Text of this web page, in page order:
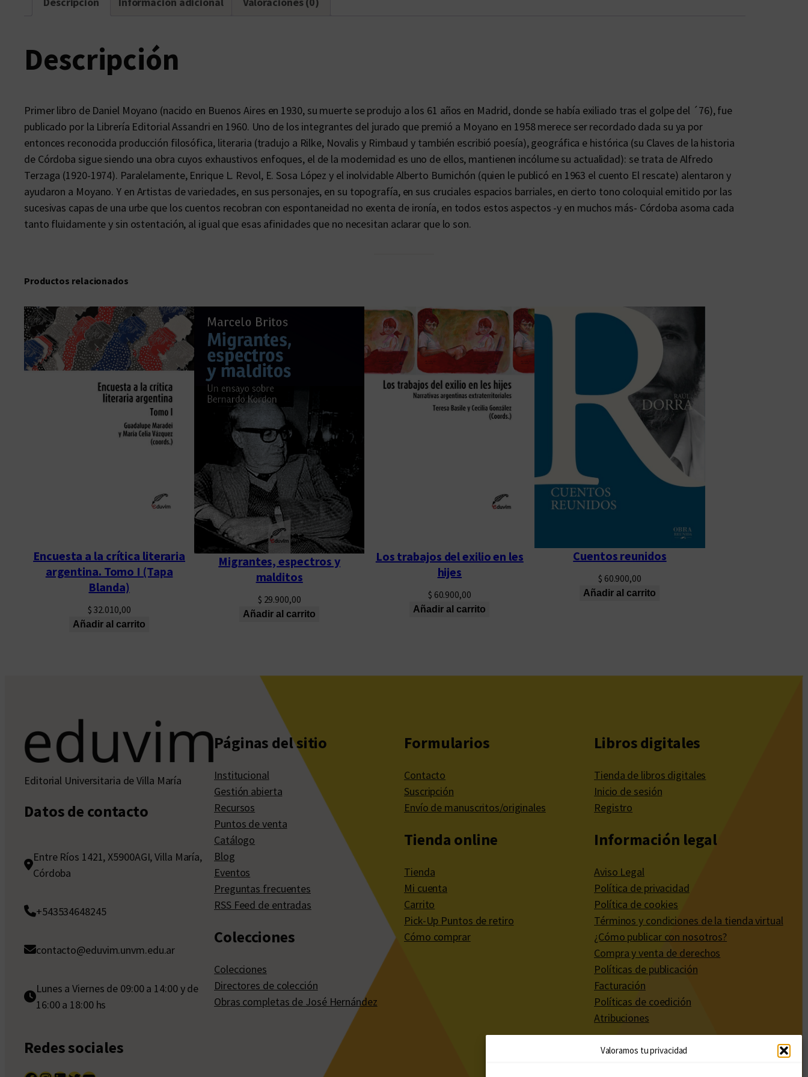
Valoramos tu privacidad
i
d
a
d
Descripción
Primer libro de Daniel Moyano (nacido en Buenos Aires en 1930, su muerte se produjo a los 61 años en Madrid, donde se había exiliado tras el golpe del ´76), fue
publicado por la Librería Editorial Assandri en 1960. Uno de los integrantes del jurado que premió a Moyano en 1958 merece ser recordado dada su ya por
entonces reconocida producción filosófica, literaria (tradujo a Rilke, Novalis y Rimbaud y también escribió poesía), geográfica e histórica (su Claves de la historia
de Córdoba sigue siendo una obra cuyos exhaustivos enfoques, el de la modernidad es uno de ellos, mantienen incólume su actualidad): se trata de Alfredo
Terzaga (1920-1974). Paralelamente, Enrique L. Revol, E. Sosa López y el inolvidable Alberto Burnichón (quien le publicó en 1963 el cuento El rescate) alentaron y
ayudaron a Moyano. Y en Artistas de variedades, en sus personajes, en su topografía, en sus cruciales espacios barriales, en cierto tono coloquial emitido por las
sucesivas capas de una urbe que los cuentos recobran con espontaneidad no exenta de ironía, en todos estos aspectos -y en muchos más- Córdoba asoma cada
tanto fluidamente y sin ostentación, al igual que esas afinidades que no necesitan aclarar que lo son.
Productos relacionados
Encuesta a la crítica literaria
argentina. Tomo I (Tapa
Blanda)
$ 32.010,00
Añadir al carrito
Migrantes, espectros y
malditos
$ 29.900,00
Añadir al carrito
Los trabajos del exilio en les
hijes
$ 60.900,00
Añadir al carrito
Cuentos reunidos
$ 60.900,00
Añadir al carrito
Editorial Universitaria de Villa María
Datos de contacto
Entre Ríos 1421, X5900AGI, Villa María,
Córdoba
+543534648245
contacto@eduvim.unvm.edu.ar
Lunes a Viernes de 09:00 a 14:00 y de
16:00 a 18:00 hs
Redes sociales
Páginas del sitio
Institucional
Gestión abierta
Recursos
Puntos de venta
Catálogo
Blog
Eventos
Preguntas frecuentes
RSS Feed de entradas
Colecciones
Colecciones
Directores de colección
Obras completas de José Hernández
Formularios
Contacto
Suscripción
Envío de manuscritos/originales
Tienda online
Tienda
Mi cuenta
Carrito
Pick-Up Puntos de retiro
Cómo comprar
Libros digitales
Tienda de libros digitales
Inicio de sesión
Registro
Información legal
Aviso Legal
Política de privacidad
Política de cookies
Términos y condiciones de la tienda virtual
¿Cómo publicar con nosotros?
Compra y venta de derechos
Políticas de publicación
Facturación
Políticas de coedición
Atribuciones